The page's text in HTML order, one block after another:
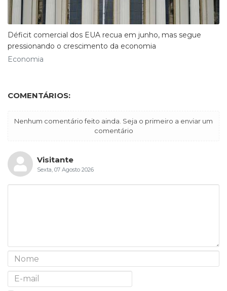
Déficit comercial dos EUA recua em junho, mas segue
pressionando o crescimento da economia
Economia
COMENTÁRIOS:
Nenhum comentário feito ainda. Seja o primeiro a enviar um
comentário
Visitante
Sexta, 07 Agosto 2026